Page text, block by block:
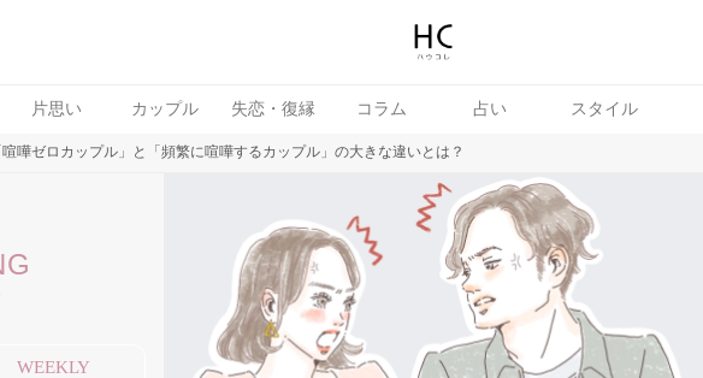
片思い カップル 失恋・復縁 コラム 占い スタイル
喧嘩ゼロカップル」と「頻繁に喧嘩するカップル」の大きな違いとは？
WEEKLY